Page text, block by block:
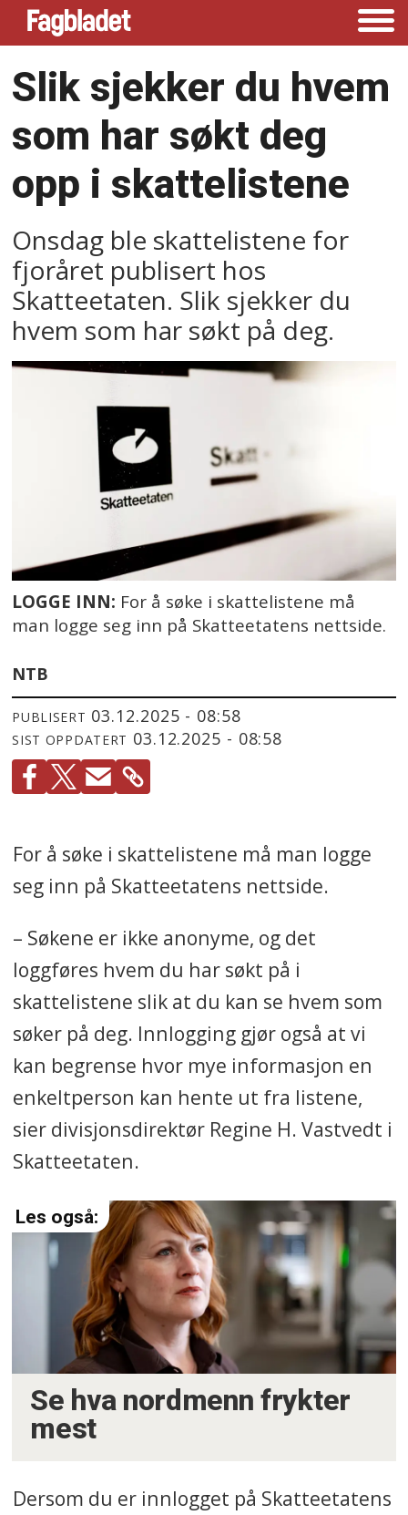
Slik sjekker du hvem
som har søkt deg
opp i skattelistene
Onsdag ble skattelistene for
fjoråret publisert hos
Skatteetaten. Slik sjekker du
hvem som har søkt på deg.
LOGGE INN: For å søke i skattelistene må
man logge seg inn på Skatteetatens nettside.
NTB
PUBLISERT 03.12.2025 - 08:58
SIST OPPDATERT 03.12.2025 - 08:58
For å søke i skattelistene må man logge
seg inn på Skatteetatens nettside.
– Søkene er ikke anonyme, og det
loggføres hvem du har søkt på i
skattelistene slik at du kan se hvem som
søker på deg. Innlogging gjør også at vi
kan begrense hvor mye informasjon en
enkeltperson kan hente ut fra listene,
sier divisjonsdirektør Regine H. Vastvedt i
Skatteetaten.
Se hva nordmenn frykter
mest
Dersom du er innlogget på Skatteetatens